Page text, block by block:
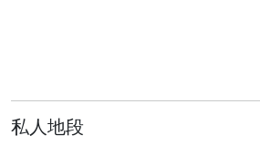
私人地段